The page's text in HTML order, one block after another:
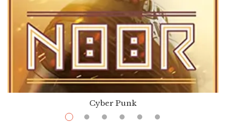
Cyber Punk
$ 13.99 $36.00